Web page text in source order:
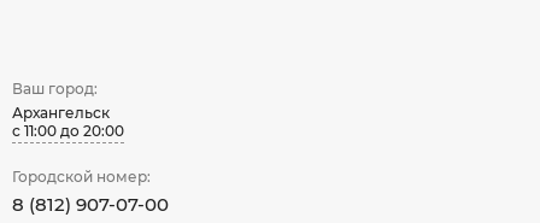
Ваш город:
Архангельск
с 11:00 до 20:00
Городской номер:
8 (812) 907-07-00